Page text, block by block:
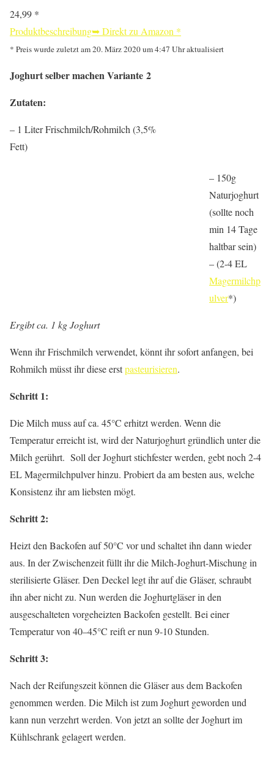
24,99 *
Produktbeschreibung➥ Direkt zu Amazon *
* Preis wurde zuletzt am 20. März 2020 um 4:47 Uhr aktualisiert
Joghurt selber machenVariante 2
Zutaten:
– 1 Liter Frischmilch/Rohmilch (3,5%
Fett)
– 150g
Naturjoghurt
(sollte noch
min 14 Tage
haltbar sein)
– (2-4 EL
Magermilchp
ulver*)
Ergibt ca. 1 kg Joghurt
Wenn ihr Frischmilch verwendet, könnt ihr sofort anfangen, bei
Rohmilch müsst ihr diese erstpasteurisieren.
Schritt 1:
Die Milch muss auf ca. 45°C erhitzt werden. Wenn die
Temperatur erreicht ist, wird der Naturjoghurt gründlich unter die
Milch gerührt. Soll der Joghurt stichfester werden, gebt noch 2-4
EL Magermilchpulver hinzu. Probiert da am besten aus, welche
Konsistenz ihr am liebsten mögt.
Schritt 2:
Heizt den Backofen auf 50°C vor und schaltet ihn dann wieder
aus. In der Zwischenzeit füllt ihr die Milch-Joghurt-Mischung in
sterilisierte Gläser. Den Deckel legt ihr auf die Gläser, schraubt
ihn aber nicht zu. Nun werden die Joghurtgläser in den
ausgeschalteten vorgeheizten Backofen gestellt. Bei einer
Temperatur von 40–45°C reift er nun 9-10 Stunden.
Schritt 3:
Nach der Reifungszeit können die Gläser aus dem Backofen
genommen werden. Die Milch ist zum Joghurt geworden und
kann nun verzehrt werden. Von jetzt an sollte der Joghurt im
Kühlschrank gelagert werden.